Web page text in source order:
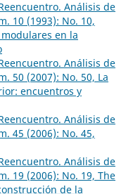
Análisis de
10 (1993): No. 10,
en la
Análisis de
50 (2007): No. 50, La
encuentros y
Análisis de
45 (2006): No. 45,
Análisis de
19 (2006): No. 19, The
de la